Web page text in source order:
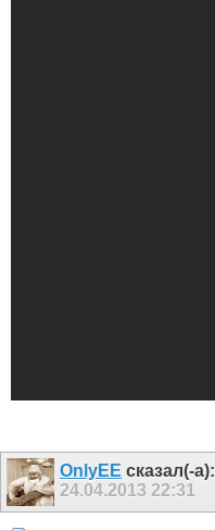
OnlyEE сказал(-а):
24.04.2013 22:31